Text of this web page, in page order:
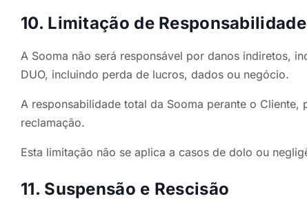
10. Limitação de Responsabilidade
A Sooma não será responsável por danos indiretos,
DUO, incluindo perda de lucros, dados ou negócio.
A responsabilidade total da Sooma perante o
reclamação.
Esta limitação não se aplica a casos de dolo ou
11. Suspensão e Rescisão